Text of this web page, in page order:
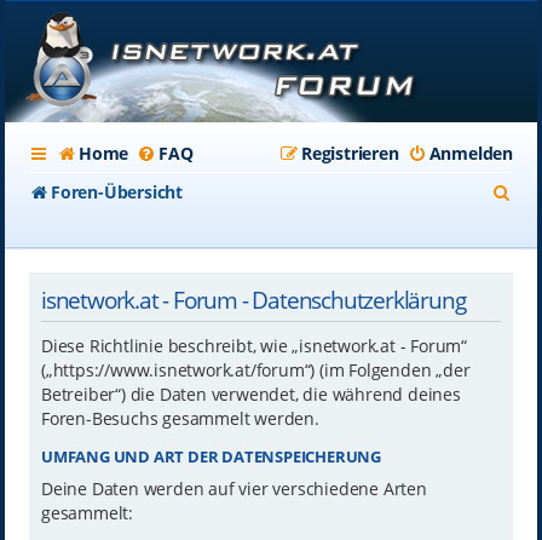
Home FAQ Anmelden
Registrieren
Foren-Übersicht
isnetwork.at - Forum - Datenschutzerklärung
Diese Richtlinie beschreibt, wie „isnetwork.at - Forum“
(„https://www.isnetwork.at/forum“) (im Folgenden „der
Betreiber“) die Daten verwendet, die während deines
Foren-Besuchs gesammelt werden.
UMFANG UND ART DER DATENSPEICHERUNG
Deine Daten werden auf vier verschiedene Arten
gesammelt: